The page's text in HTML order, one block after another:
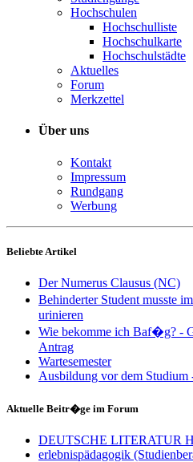
Hochschulen
Hochschulliste
Hochschulkarte
Hochschulstädte
Aktuelles
Forum
Merkzettel
Über uns
Kontakt
Impressum
Rundgang
Werbung
Beliebte Artikel
Der Numerus Clausus (NC)
Behinderter Student musste
urinieren
Wie bekomme ich Baf�g? -
Antrag
Wartesemester
Ausbildung vor dem Studium
Aktuelle Beitr�ge im Forum
DEUTSCHE LITERATUR
erlebnispädagogik